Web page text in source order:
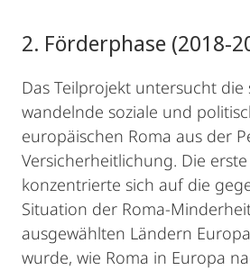
2. Förderphase (2018-
Das Teilprojekt untersucht die
wandelnde soziale und
europäischen Roma aus der
Versicherheitlichung. Die
konzentrierte sich auf die
Situation der Roma-
ausgewählten Ländern
wurde, wie Roma in Europa